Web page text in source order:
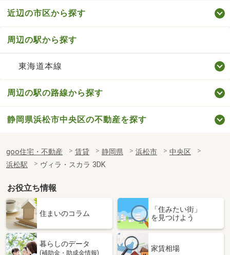
近辺の市区から探す
周辺の駅から探す
東海道本線
周辺の駅の路線から探す
静岡県浜松市中央区の不動産を探す
goo住宅・不動産 賃貸 静岡県 浜松市
中央区
浜松駅
ヴィラ・スカラ 3DK
お役立ち情報
住まいのコラム
「住みたい街」
を見つけよう
暮らしのデータ
(補助金・助成金情報)
家賃相場